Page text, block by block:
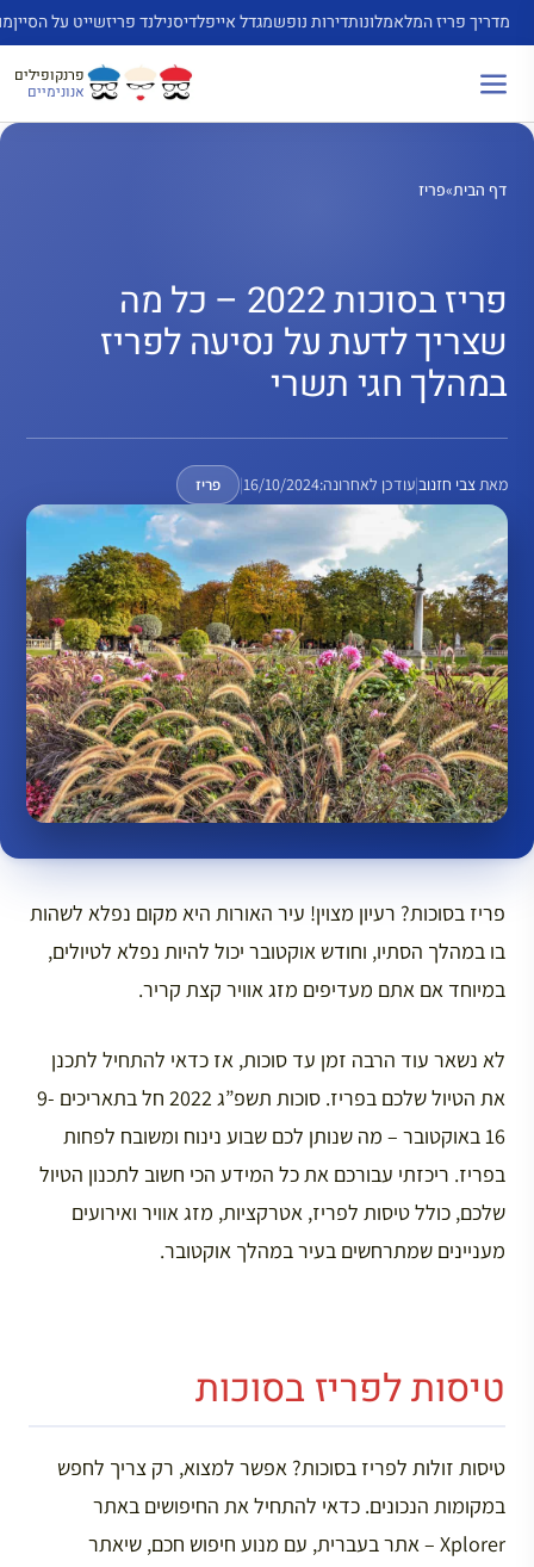
לדלג
לתוכן
מדריך פריז המלאמלונותדירות נופשמגדל אייפלדיסנילנד פריזשייט על הסיין
פרנקופילים
אנונימיים
דף הבית»פריז
פריז בסוכות 2022 – כל מה
שצריך לדעת על נסיעה לפריז
במהלך חגי תשרי
מאתצבי חזנוב|עודכן לאחרונה:16/10/2024
| פריז
פריז בסוכות? רעיון מצוין! עיר האורות היא מקום נפלא לשהות
בו במהלך הסתיו, וחודש אוקטובר יכול להיות נפלא לטיולים,
במיוחד אם אתם מעדיפים מזג אוויר קצת קריר.
לא נשאר עוד הרבה זמן עד סוכות, אז כדאי להתחיל לתכנן
את הטיול שלכם בפריז. סוכות תשפ”ג 2022 חל בתאריכים 9-
16 באוקטובר – מה שנותן לכם שבוע נינוח ומשובח לפחות
בפריז. ריכזתי עבורכם את כל המידע הכי חשוב לתכנון הטיול
שלכם, כולל טיסות לפריז, אטרקציות, מזג אוויר ואירועים
מעניינים שמתרחשים בעיר במהלך אוקטובר.
טיסות לפריז בסוכות
טיסות זולות לפריז בסוכות? אפשר למצוא, רק צריך לחפש
במקומות הנכונים. כדאי להתחיל את החיפושים באתר
Xplorer – אתר בעברית, עם מנוע חיפוש חכם, שיאתר